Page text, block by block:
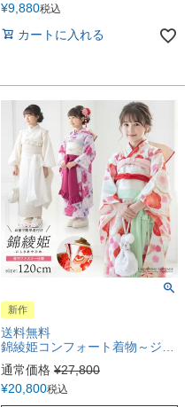
¥9,880税込
カートに入れる
新作
送料無料
錦綾姫コンフォート着物～ジップアップで簡単着付け～ 3点セット オールインワン 後ろファスナー ワンピース型着物 簡単着付け 卒園式 七五三 和装 7歳 女児 TAK キャサリンコテージ
通常価格 ¥27,800
¥20,800税込